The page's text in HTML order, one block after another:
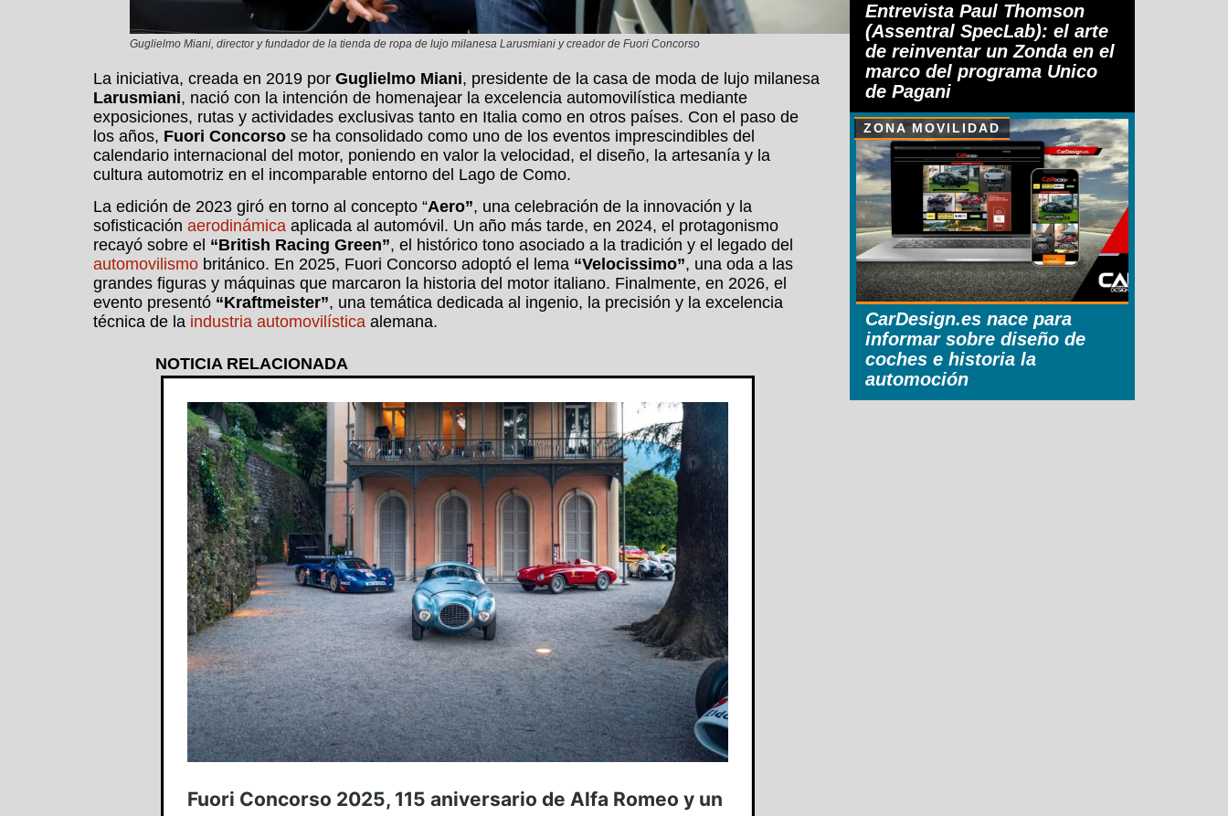
Guglielmo Miani, director y fundador de la tienda de ropa de lujo milanesa Larusmiani y creador de Fuori Concorso
La iniciativa, creada en 2019 por Guglielmo Miani, presidente de la casa de moda de lujo milanesa
Larusmiani, nació con la intención de homenajear la excelencia automovilística mediante
exposiciones, rutas y actividades exclusivas tanto en Italia como en otros países. Con el paso de
los años, Fuori Concorso se ha consolidado como uno de los eventos imprescindibles del
calendario internacional del motor, poniendo en valor la velocidad, el diseño, la artesanía y la
cultura automotriz en el incomparable entorno del Lago de Como.
La edición de 2023 giró en torno al concepto “Aero”, una celebración de la innovación y la
sofisticación aerodinámica aplicada al automóvil. Un año más tarde, en 2024, el protagonismo
recayó sobre el “British Racing Green”, el histórico tono asociado a la tradición y el legado del
automovilismo británico. En 2025, Fuori Concorso adoptó el lema “Velocissimo”, una oda a las
grandes figuras y máquinas que marcaron la historia del motor italiano. Finalmente, en 2026, el
evento presentó “Kraftmeister”, una temática dedicada al ingenio, la precisión y la excelencia
técnica de la industria automovilística alemana.
NOTICIA RELACIONADA
Entrevista Paul Thomson
(Assentral SpecLab): el arte
de reinventar un Zonda en el
marco del programa Unico
de Pagani
ZONA MOVILIDAD
CarDesign.es nace para
informar sobre diseño de
coches e historia la
automoción